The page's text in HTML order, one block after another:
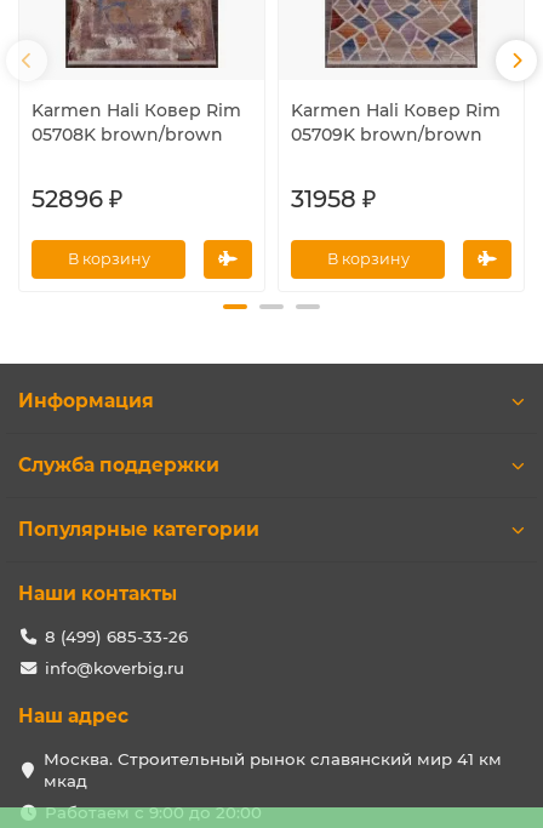
Karmen Hali Ковер Rim
05708K brown/brown
52896 ₽
В корзину
Karmen Hali Ковер Rim
05709K brown/brown
31958 ₽
В корзину
Информация
Служба поддержки
Популярные категории
Наши контакты
8 (499) 685-33-26
info@koverbig.ru
Наш адрес
Москва. Строительный рынок славянский мир 41 км
мкад
Работаем с 9:00 до 20:00